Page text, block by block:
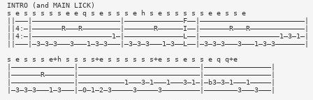
INTRO (and MAIN LICK)
s e s s s s s e e q s e s s s e h s e s s s s s e e s s e
||———|—————————————————————|——————————————F——|—————————————————————————|
||4:—|———————R———R—————————|———————R——————I——|———————R———R—————————————|
||4:—|———————————————————1—|——————————————L——|———————————————————1—3—1—|
||———|—3—3—3———3———1—3—3———|—3—3—3———1—3——L——|—3—3—3———3———1—3—3———————|
s e s s s e+h s s s s+e s s s s s s+e s s e s s e q q+e
|———————————————|—————————————————————————————|————————————————|
|———————R———————|—————————————————————————————|————————————————|
|———————————————|———————————1———3—1———1———3—1—|—b3—3—1———1—————|
|—3—3—3———1—3———|—0—1—2—3—————3—————3—————————|————————3———3———|